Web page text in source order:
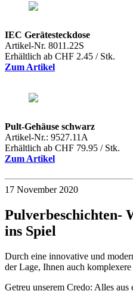
IEC Gerätesteckdose
Artikel-Nr. 8011.22S
Erhältlich ab CHF 2.45 / Stk.
Zum Artikel
Pult-Gehäuse schwarz
Artikel-Nr.: 9527.11A
Erhältlich ab CHF 79.95 / Stk.
Zum Artikel
17 November 2020
Pulverbeschichten-
ins Spiel
Durch eine innovative und
der Lage, Ihnen auch
Getreu unserem Credo: Alles aus